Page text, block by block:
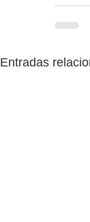
Entradas